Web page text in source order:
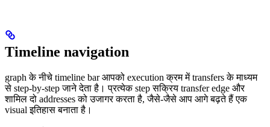
Timeline navigation
graph के नीचे timeline bar आपको execution क्रम में transfers के माध्यम
से step-by-step जाने देता है। प्रत्येक step सक्रिय transfer edge और
शामिल दो addresses को उजागर करता है, जैसे-जैसे आप आगे बढ़ते हैं एक
visual इतिहास बनाता है।